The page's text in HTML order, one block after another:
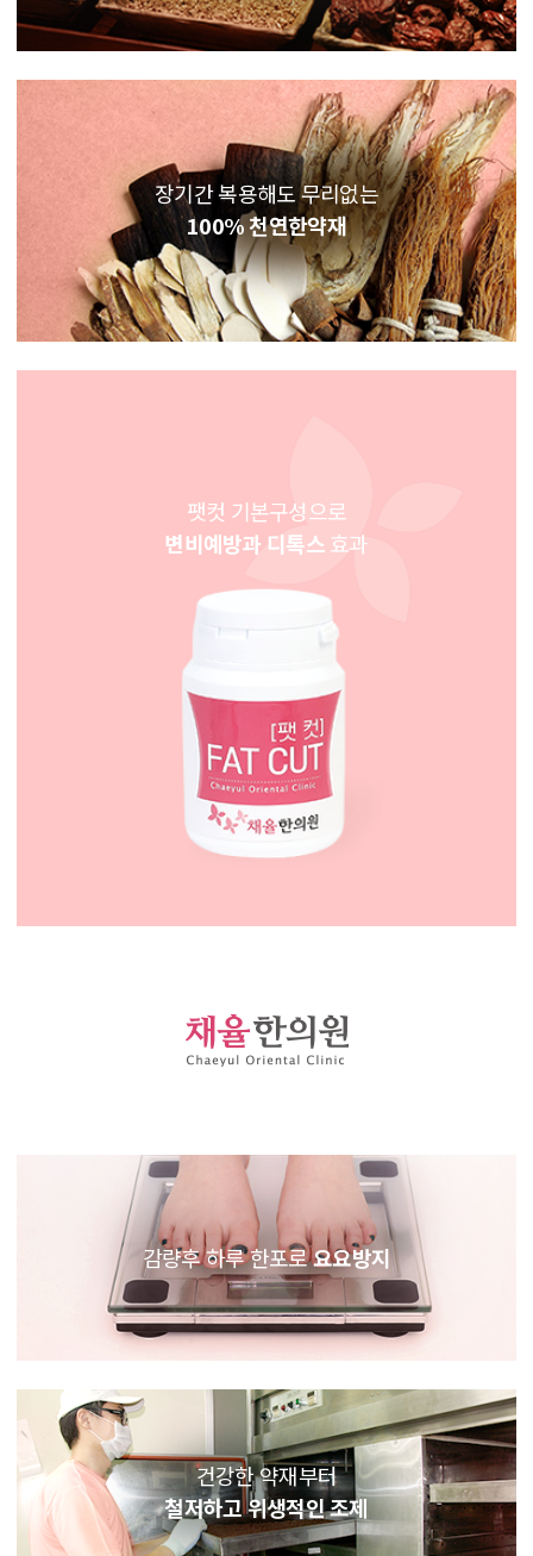
장기간 복용해도 무리없는
100% 천연한약재
팻컷 기본구성으로
변비예방과 디톡스효과
감량후 하루 한포로요요방지
건강한 약재부터
철저하고 위생적인 조제